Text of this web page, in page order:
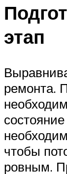
этап
ремонта.
чтобы
ровным.